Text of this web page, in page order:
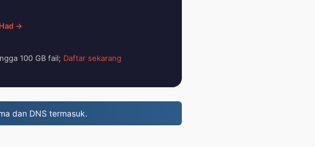
→
100 GB fail; Daftar sekarang
dan DNS termasuk.